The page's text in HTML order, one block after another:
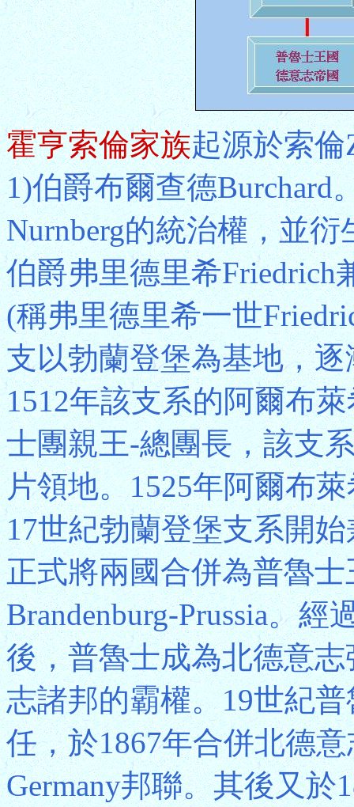
霍亨索倫家族起源於索
1)伯爵布爾查德Burchard
Nurnberg的統治權，並
伯爵弗里德里希Friedrich
(稱弗里德里希一世
支以勃蘭登堡為基地，
1512年該支系的阿爾布
士團親王-總團長，該支
片領地。1525年阿爾布
17世紀勃蘭登堡支系開
正式將兩國合併為普魯
Brandenburg-Prussia。
後，普魯士成為北德意
志諸邦的霸權。19世紀
任，於1867年合併北德
Germany邦聯。其後又